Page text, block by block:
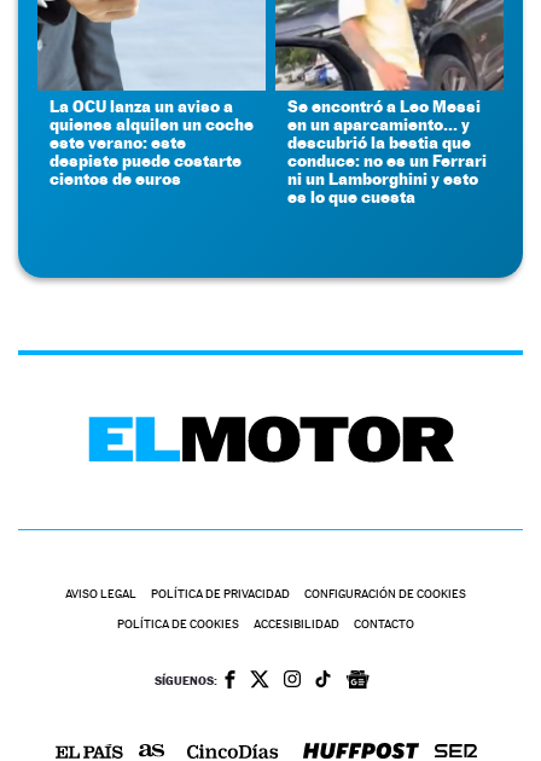
La OCU lanza un aviso a
quienes alquilen un coche
este verano: este
despiste puede costarte
cientos de euros
Se encontró a Leo Messi
en un aparcamiento... y
descubrió la bestia que
conduce: no es un Ferrari
ni un Lamborghini y esto
es lo que cuesta
AVISO LEGAL POLÍTICA DE PRIVACIDAD CONFIGURACIÓN DE COOKIES
POLÍTICA DE COOKIES ACCESIBILIDAD CONTACTO
SÍGUENOS: